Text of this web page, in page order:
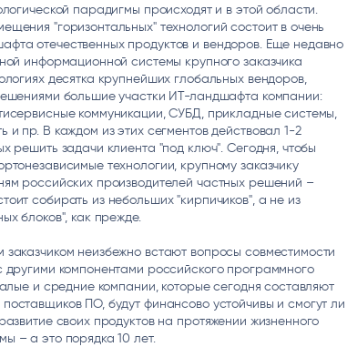
парадигмы происходят и в этой области.
"горизонтальных" технологий состоит в очень
отечественных продуктов и вендоров. Еще недавно
информационной системы крупного заказчика
десятка крупнейших глобальных вендоров,
большие участки ИТ-ландшафта компании:
коммуникации, СУБД, прикладные системы,
и пр. В каждом из этих сегментов действовал 1-2
решить задачи клиента "под ключ". Сегодня, чтобы
технологии, крупному заказчику
российских производителей частных решений –
собирать из небольших "кирпичиков", а не из
блоков", как прежде.
неизбежно встают вопросы совместимости
компонентами российского программного
и средние компании, которые сегодня составляют
ПО, будут финансово устойчивы и смогут ли
своих продуктов на протяжении жизненного
– а это порядка 10 лет.